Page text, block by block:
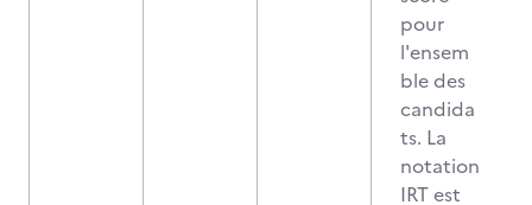
pour
l'ensem
ble des
candida
ts. La
notation
IRT est